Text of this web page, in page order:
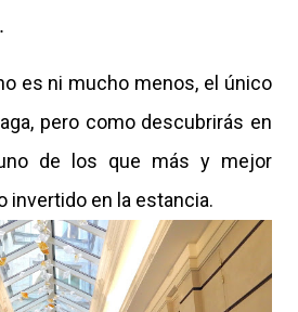
es ni mucho menos, el único
pero como descubrirás en
de los que más y mejor
invertido en la estancia.